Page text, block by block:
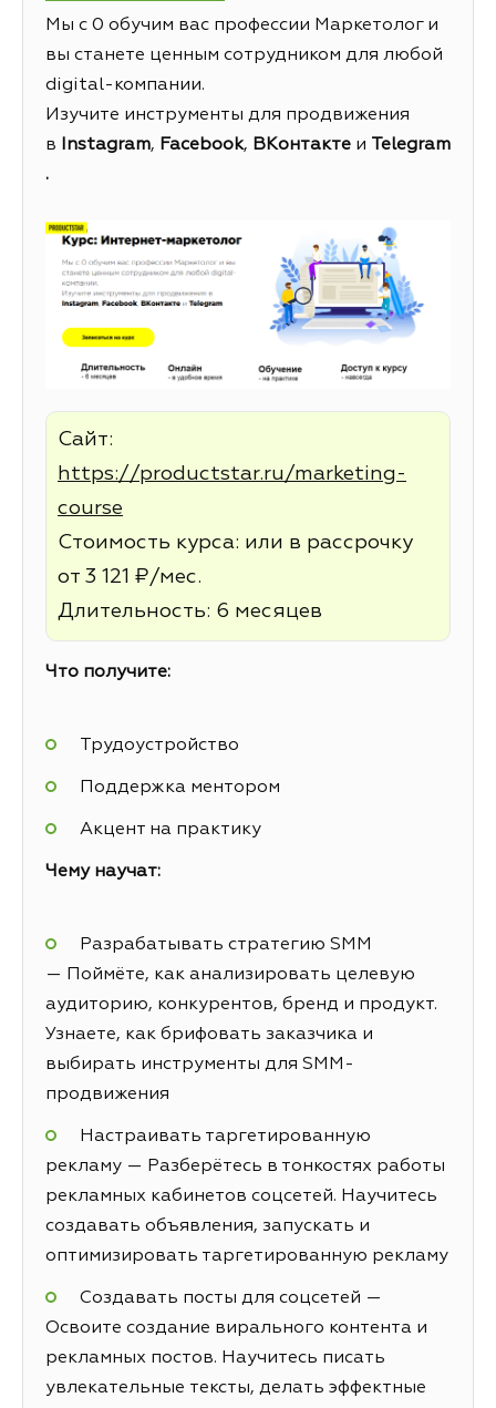
Мы с 0 обучим вас профессии Маркетолог и
вы станете ценным сотрудником для любой
digital-компании.
Изучите инструменты для продвижения
в
Instagram, Facebook, ВКонтакте и
Telegram
.
Сайт:
https://productstar.ru/marketing-
course
Стоимость курса: или в рассрочку
от 3 121 ₽/мес.
Длительность: 6 месяцев
Что получите:
Трудоустройство
Поддержка ментором
Акцент на практику
Чему научат:
Разрабатывать стратегию SMM
— Поймёте, как анализировать целевую
аудиторию, конкурентов, бренд и продукт.
Узнаете, как брифовать заказчика и
выбирать инструменты для SMM-
продвижения
Настраивать таргетированную
рекламу — Разберётесь в тонкостях работы
рекламных кабинетов соцсетей. Научитесь
создавать объявления, запускать и
оптимизировать таргетированную рекламу
Создавать посты для соцсетей —
Освоите создание вирального контента и
рекламных постов. Научитесь писать
увлекательные тексты, делать эффектные